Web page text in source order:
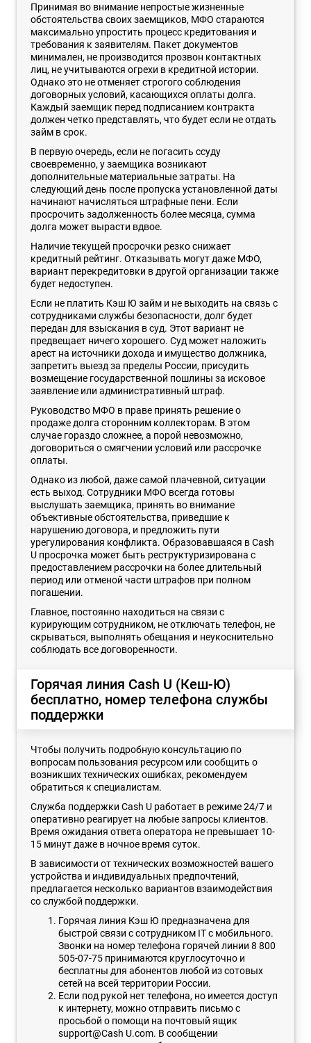
Принимая во внимание непростые жизненные
обстоятельства своих заемщиков, МФО стараются
максимально упростить процесс кредитования и
требования к заявителям. Пакет документов
минимален, не производится прозвон контактных
лиц, не учитываются огрехи в кредитной истории.
Однако это не отменяет строгого соблюдения
договорных условий, касающихся оплаты долга.
Каждый заемщик перед подписанием контракта
должен четко представлять, что будет если не отдать
займ в срок.
В первую очередь, если не погасить ссуду
своевременно, у заемщика возникают
дополнительные материальные затраты. На
следующий день после пропуска установленной даты
начинают начисляться штрафные пени. Если
просрочить задолженность более месяца, сумма
долга может вырасти вдвое.
Наличие текущей просрочки резко снижает
кредитный рейтинг. Отказывать могут даже МФО,
вариант перекредитовки в другой организации также
будет недоступен.
Если не платить Кэш Ю займ и не выходить на связь с
сотрудниками службы безопасности, долг будет
передан для взыскания в суд. Этот вариант не
предвещает ничего хорошего. Суд может наложить
арест на источники дохода и имущество должника,
запретить выезд за пределы России, присудить
возмещение государственной пошлины за исковое
заявление или административный штраф.
Руководство МФО в праве принять решение о
продаже долга сторонним коллекторам. В этом
случае гораздо сложнее, а порой невозможно,
договориться о смягчении условий или рассрочке
оплаты.
Однако из любой, даже самой плачевной, ситуации
есть выход. Сотрудники МФО всегда готовы
выслушать заемщика, принять во внимание
объективные обстоятельства, приведшие к
нарушению договора, и предложить пути
урегулирования конфликта. Образовавшаяся в Cash
U просрочка может быть реструктуризирована с
предоставлением рассрочки на более длительный
период или отменой части штрафов при полном
погашении.
Главное, постоянно находиться на связи с
курирующим сотрудником, не отключать телефон, не
скрываться, выполнять обещания и неукоснительно
соблюдать все договоренности.
Горячая линия Cash U (Кеш-Ю)
бесплатно, номер телефона службы
поддержки
Чтобы получить подробную консультацию по
вопросам пользования ресурсом или сообщить о
возникших технических ошибках, рекомендуем
обратиться к специалистам.
Служба поддержки Cash U работает в режиме 24/7 и
оперативно реагирует на любые запросы клиентов.
Время ожидания ответа оператора не превышает 10-
15 минут даже в ночное время суток.
В зависимости от технических возможностей вашего
устройства и индивидуальных предпочтений,
предлагается несколько вариантов взаимодействия
со службой поддержки.
Горячая линия Кэш Ю предназначена для
быстрой связи с сотрудником IT с мобильного.
Звонки на номер телефона горячей линии 8 800
505-07-75 принимаются круглосуточно и
бесплатны для абонентов любой из сотовых
сетей на всей территории России.
Если под рукой нет телефона, но имеется доступ
к интернету, можно отправить письмо с
просьбой о помощи на почтовый ящик
support@Cash U.com. В сообщении